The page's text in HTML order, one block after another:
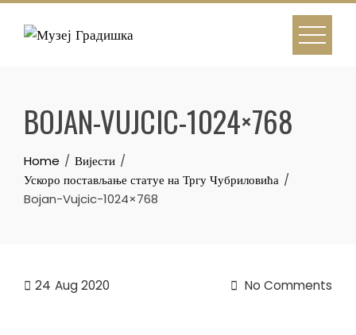
Skip
BOJAN-VUJCIC-1024×768
Home
Вијести
Ускоро постављање статуе на Тргу Чубриловића
Bojan-Vujcic-1024×768
24 Aug 2020 No Comments